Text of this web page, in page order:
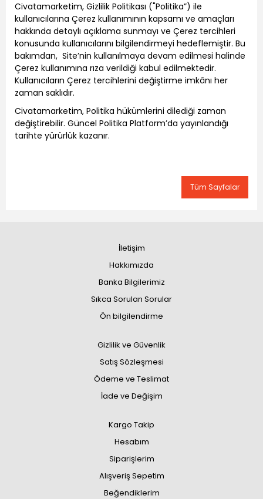
Civatamarketim, Gizlilik Politikası ("Politika”) ile
kullanıcılarına Çerez kullanımının kapsamı ve amaçları
hakkında detaylı açıklama sunmayı ve Çerez tercihleri
konusunda kullanıcılarını bilgilendirmeyi hedeflemiştir. Bu
bakımdan, Site’nin kullanılmaya devam edilmesi halinde
Çerez kullanımına rıza verildiği kabul edilmektedir.
Kullanıcıların Çerez tercihlerini değiştirme imkânı her
zaman saklıdır.
Civatamarketim, Politika hükümlerini dilediği zaman
değiştirebilir. Güncel Politika Platform’da yayınlandığı
tarihte yürürlük kazanır.
Tüm Sayfalar
İletişim
Hakkımızda
Banka Bilgilerimiz
Sıkca Sorulan Sorular
Ön bilgilendirme
Gizlilik ve Güvenlik
Satış Sözleşmesi
Ödeme ve Teslimat
İade ve Değişim
Kargo Takip
Hesabım
Siparişlerim
Alışveriş Sepetim
Beğendiklerim